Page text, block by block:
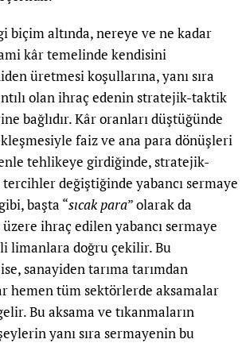
biçim altında, nereye ve ne kadar
kâr temelinde kendisini
üretmesi koşullarına, yanı sıra
olan ihraç edenin stratejik-taktik
bağlıdır. Kâr oranları düştüğünde
faiz ve ana para dönüşleri
tehlikeye girdiğinde, stratejik-
değiştiğinde yabancı sermaye
başta “sıcak para” olarak da
ihraç edilen yabancı sermaye
limanlara doğru çekilir. Bu
sanayiden tarıma tarımdan
hemen tüm sektörlerde aksamalar
Bu aksama ve tıkanmaların
yanı sıra sermayenin bu